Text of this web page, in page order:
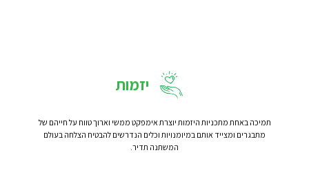
יזמות
תמיכה באחת מתכניות היזמות יוצרת אימפקט ממשי וארוך טווח על חייהם של
מתבגרים ומצייד אותם במיומנויות וכלים הנדרשים להבטיח הצלחה בעולם
המשתנה תדיר.